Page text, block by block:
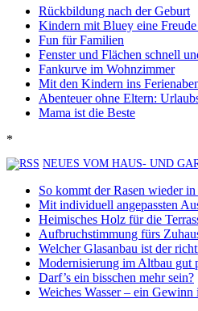
Rückbildung nach der Geburt
Kindern mit Bluey eine Freude
Fun für Familien
Fenster und Flächen schnell
Fankurve im Wohnzimmer
Mit den Kindern ins
Abenteuer ohne Eltern:
Mama ist die Beste
*
NEUES VOM HAUS- UND
So kommt der Rasen wieder
Mit individuell angepassten
Heimisches Holz für die
Aufbruchstimmung fürs
Welcher Glasanbau ist der
Modernisierung im Altbau gut
Darf’s ein bisschen mehr sein?
Weiches Wasser – ein Gewinn